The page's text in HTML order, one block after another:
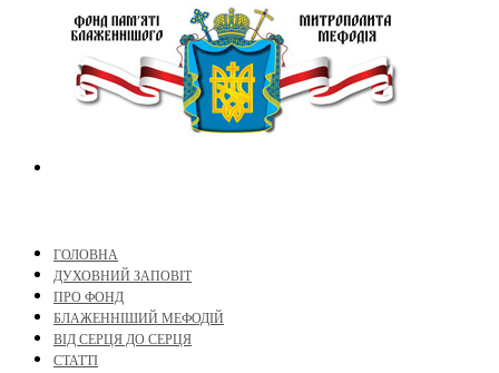
ГОЛОВНА
ДУХОВНИЙ ЗАПОВІТ
ПРО ФОНД
БЛАЖЕННІШИЙ МЕФОДІЙ
ВІД СЕРЦЯ ДО СЕРЦЯ
СТАТТІ